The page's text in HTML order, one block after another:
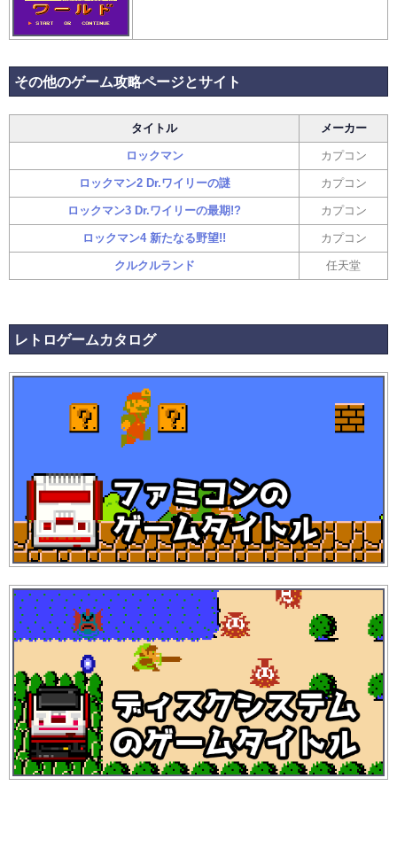
その他のゲーム攻略ページとサイト
タイトル メーカー
ロックマン カプコン
ロックマン2 Dr.ワイリーの謎 カプコン
ロックマン3 Dr.ワイリーの最期!? カプコン
ロックマン4 新たなる野望!! カプコン
クルクルランド 任天堂
レトロゲームカタログ